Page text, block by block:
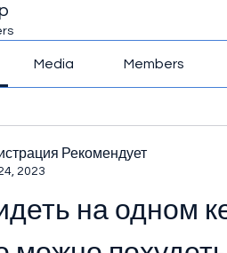
Media Members
Рекомендует
2023
на одном